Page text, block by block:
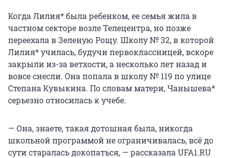
Когда Лилия* была ребенком, ее семья жила в
частном секторе возле Телецентра, но позже
переехала в Зеленую Рощу. Школу № 32, в которой
Лилия* училась, будучи первоклассницей, вскоре
закрыли из-за ветхости, а несколько лет назад и
вовсе снесли. Она попала в школу № 119 по улице
Степана Кувыкина. По словам матери, Чанышева*
серьезно относилась к учебе.
— Она, знаете, такая дотошная была, никогда
школьной программой не ограничивалась, всё до
сути старалась докопаться, — рассказала UFA1.RU